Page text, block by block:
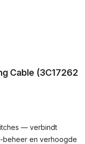
Cable (3C17262
— verbindt
beheer en verhoogde